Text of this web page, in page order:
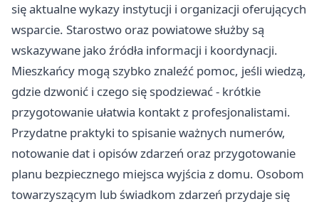
się aktualne wykazy instytucji i organizacji oferujących
wsparcie. Starostwo oraz powiatowe służby są
wskazywane jako źródła informacji i koordynacji.
Mieszkańcy mogą szybko znaleźć pomoc, jeśli wiedzą,
gdzie dzwonić i czego się spodziewać - krótkie
przygotowanie ułatwia kontakt z profesjonalistami.
Przydatne praktyki to spisanie ważnych numerów,
notowanie dat i opisów zdarzeń oraz przygotowanie
planu bezpiecznego miejsca wyjścia z domu. Osobom
towarzyszącym lub świadkom zdarzeń przydaje się